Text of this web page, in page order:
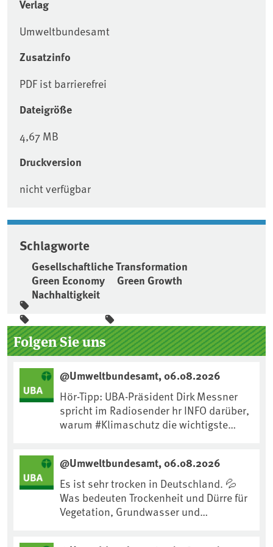
Verlag
Umweltbundesamt
Zusatzinfo
PDF ist barrierefrei
Dateigröße
4,67 MB
Druckversion
nicht verfügbar
Schlagworte
Gesellschaftliche Transformation
Green Economy
Green Growth
Nachhaltigkeit
Seitenleiste
Folgen Sie uns
@Umweltbundesamt, 06.08.2026
Hör-Tipp: UBA-Präsident Dirk Messner
spricht im Radiosender hr INFO darüber,
warum #Klimaschutz die wichtigste
https://www.ardsounds.de/episode/urn
:ard:episode:0e7cf1c4b819c26d/
@Umweltbundesamt, 06.08.2026
Es ist sehr trocken in Deutschland. 💦
Was bedeuten Trockenheit und Dürre für
Vegetation, Grundwasser und